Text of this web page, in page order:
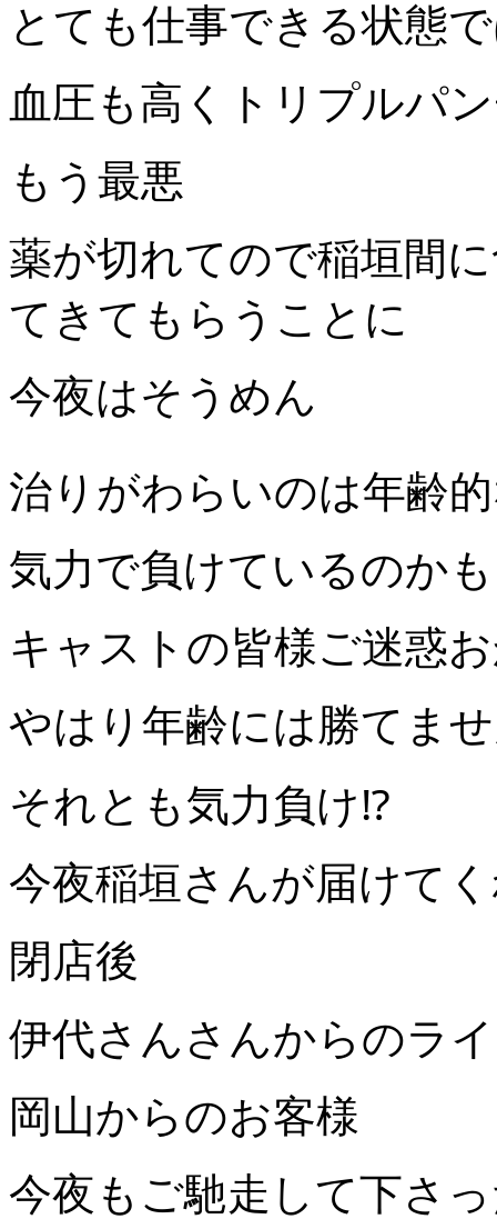
とても仕事できる状態
血圧も高くトリプルパ
もう最悪
薬が切れてので稲垣間
てきてもらうことに
今夜はそうめん
治りがわらいのは年齢
気力で負けているのか
キャストの皆様ご迷惑
やはり年齢には勝てま
それとも気力負け⁉️
今夜稲垣さんが届けて
閉店後
伊代さんさんからのラ
岡山からのお客様
今夜もご馳走して下さ